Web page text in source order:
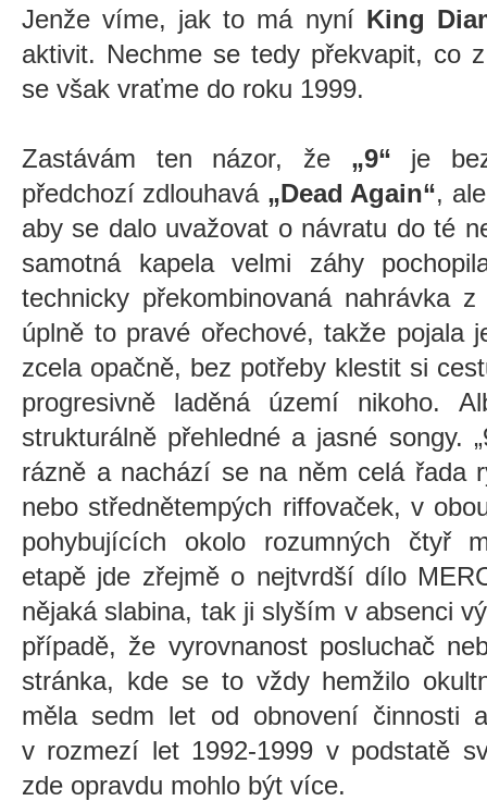
Jenže víme, jak to má nyní King
aktivit. Nechme se tedy překvapit, co
se však vraťme do roku 1999.
Zastávám ten názor, že „9“ je
předchozí zdlouhavá „Dead Again“,
aby se dalo uvažovat o návratu do té
samotná kapela velmi záhy
technicky překombinovaná nahrávka
úplně to pravé ořechové, takže pojala
zcela opačně, bez potřeby klestit si
progresivně laděná území nikoho.
strukturálně přehledné a jasné songy.
rázně a nachází se na něm celá řada
nebo střednětempých riffovaček, v
pohybujících okolo rozumných čtyř
etapě jde zřejmě o nejtvrdší dílo
nějaká slabina, tak ji slyším v absenci
případě, že vyrovnanost posluchač
stránka, kde se to vždy hemžilo
měla sedm let od obnovení činnosti
v rozmezí let 1992-1999 v podstatě
zde opravdu mohlo být více.